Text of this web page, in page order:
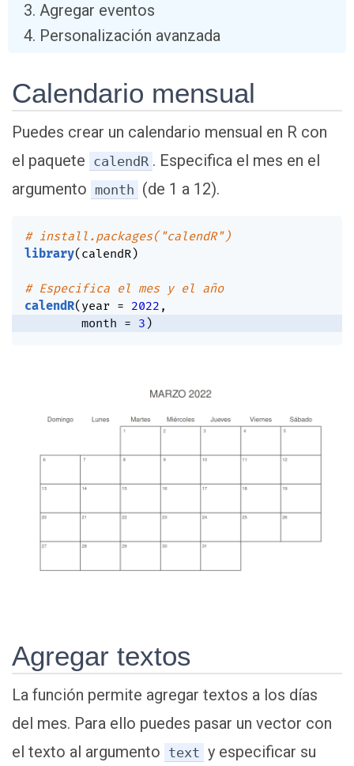
Agregar eventos
Personalización avanzada
Calendario mensual
Puedes crear un calendario mensual en R con
el paquete calendR . Especifica el mes en el
argumento month (de 1 a 12).
# install.packages("calendR")
library( calendR)
# Especifica el mes y el año
calendR( year = 2022 ,
        month
= 3 )
Agregar textos
La función permite agregar textos a los días
del mes. Para ello puedes pasar un vector con
el texto al argumento text y especificar su